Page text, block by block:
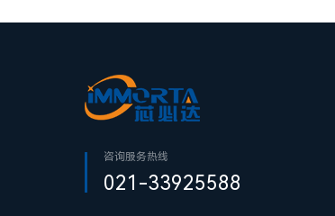
咨询服务热线
021-33925588